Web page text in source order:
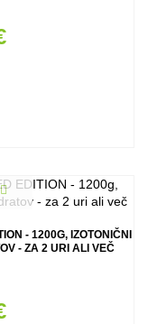
- 1200G, IZOTONIČNI
- ZA 2 URI ALI VEČ